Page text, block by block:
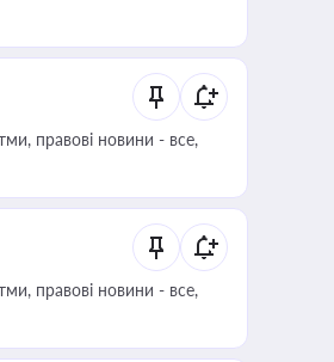
правові новини - все,
правові новини - все,